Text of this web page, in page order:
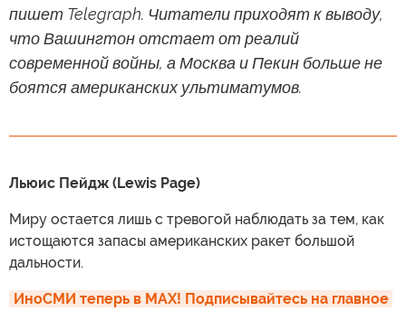
пишет Telegraph. Читатели приходят к выводу,
что Вашингтон отстает от реалий
современной войны, а Москва и Пекин больше не
боятся американских ультиматумов.
Льюис Пейдж (Lewis Page)
Миру остается лишь с тревогой наблюдать за тем, как
истощаются запасы американских ракет большой
дальности.
ИноСМИ теперь в MAX! Подписывайтесь на главное